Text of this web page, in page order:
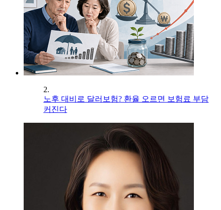
2.
노후 대비로 달러보험? 환율 오르면 보험료 부담
커진다